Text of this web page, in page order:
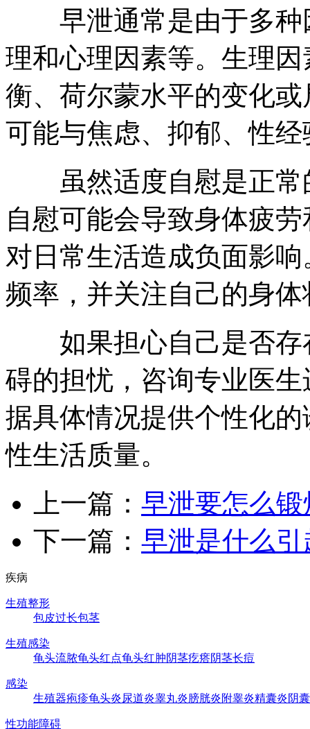
早泄通常是由于多种
理和心理因素等。生理
衡、荷尔蒙水平的变化
可能与焦虑、抑郁、性
虽然适度自慰是正常
自慰可能会导致身体疲
对日常生活造成负面影
频率，并关注自己的身
如果担心自己是否存
碍的担忧，咨询专业医
据具体情况提供个性化
性生活质量。
上一篇： 早泄要怎么
下一篇： 早泄是什么
疾病
生殖整形
包皮过长包茎
生殖感染
龟头流脓龟头红点龟头红肿阴茎疙瘩阴茎长痘
感染
生殖器疱疹龟头炎尿道炎睾丸炎膀胱炎附睾炎精囊炎阴
性功能障碍